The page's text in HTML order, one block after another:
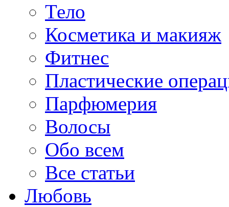
Тело
Косметика и макияж
Фитнес
Пластические
Парфюмерия
Волосы
Обо всем
Все статьи
Любовь